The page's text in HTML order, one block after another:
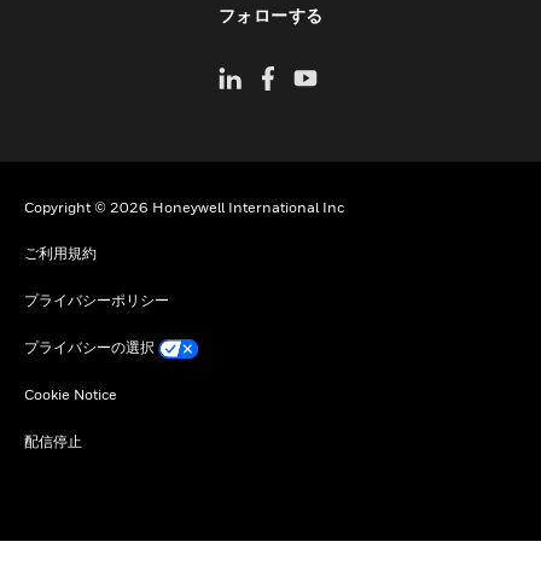
フォローする
Copyright © 2026 Honeywell International Inc
ご利用規約
プライバシーポリシー
プライバシーの選択
Cookie Notice
配信停止